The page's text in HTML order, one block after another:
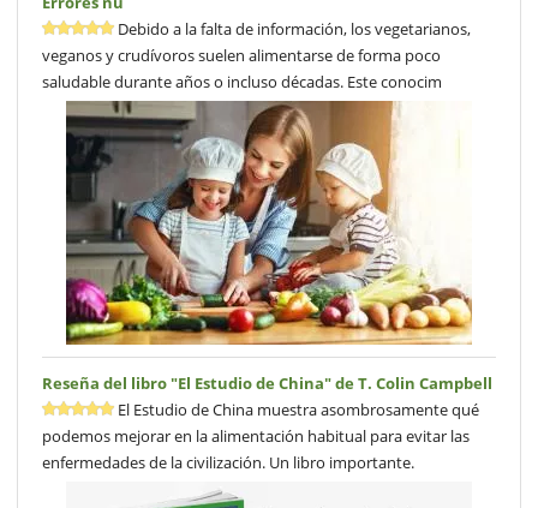
Debido a la falta de información, los vegetarianos,
veganos y crudívoros suelen alimentarse de forma poco
saludable durante años o incluso décadas. Este conocim
Reseña del libro "El Estudio de China" de T. Colin Campbell
El Estudio de China muestra asombrosamente qué
podemos mejorar en la alimentación habitual para evitar las
enfermedades de la civilización. Un libro importante.